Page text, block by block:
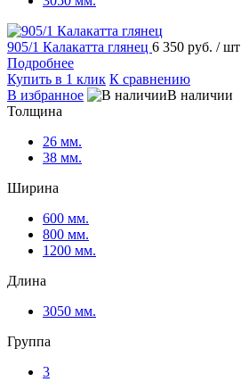
905/1 Калакатта глянец 6 350 руб. / шт
Подробнее
Купить в 1 клик К сравнению
избранное
наличии
Толщина
26 мм.
38 мм.
Ширина
600 мм.
800 мм.
1200 мм.
Длина
3050 мм.
Группа
3